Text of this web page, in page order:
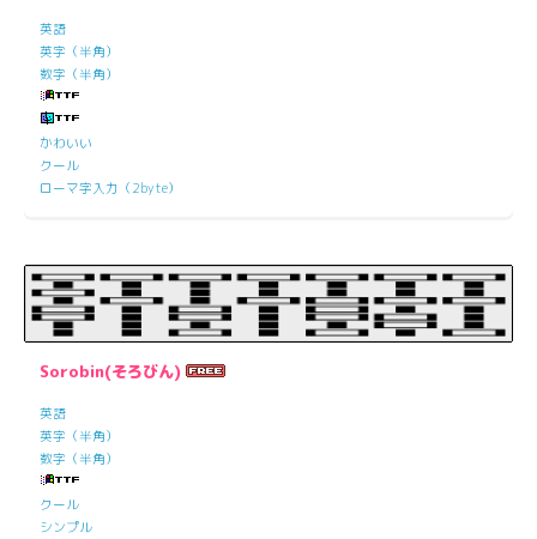
英語
英字（半角）
数字（半角）
かわいい
クール
ローマ字入力（2byte）
Sorobin(そろびん)
英語
英字（半角）
数字（半角）
クール
シンプル